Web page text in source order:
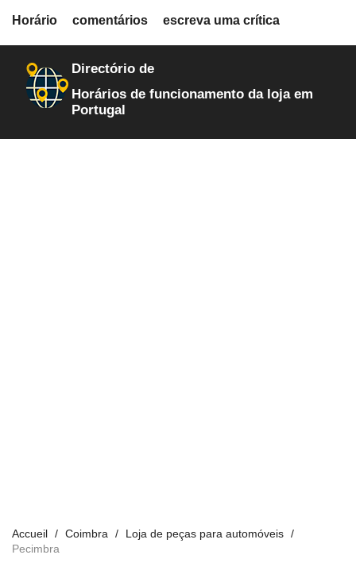
loja-de-autopecas
Directório de
Horários de funcionamento da loja em
Portugal
Accueil Coimbra
Loja de peças para automóveis
Pecimbra
Horário comentários escreva uma crítica